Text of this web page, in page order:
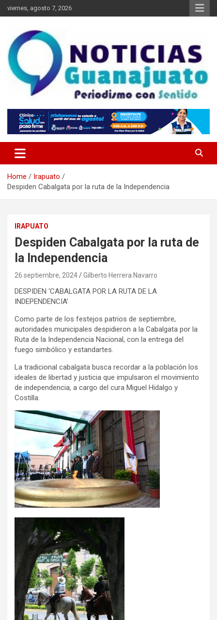
Skip
to
viernes, agosto 7, 2026
Noticias Guanajuato
Home
Irapuato
Despiden Cabalgata por la ruta de la Independencia
IRAPUATO
Despiden Cabalgata por la ruta de
la Independencia
26 septiembre, 2024 Gilberto Herrera Navarro
DESPIDEN ‘CABALGATA POR LA RUTA DE LA
INDEPENDENCIA’
Como parte de los festejos patrios de septiembre,
autoridades municipales despidieron a la Cabalgata por la
Ruta de la Independencia Nacional, con la entrega del
fuego simbólico y estandartes.
La tradicional cabalgata busca recordar a la población los
ideales de libertad y justicia que impulsaron el movimiento
de independencia, a cargo del cura Miguel Hidalgo y
Costilla.